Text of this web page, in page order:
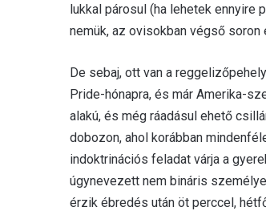
lukkal párosul (ha lehetek ennyire
nemük, az ovisokban végső
De sebaj, ott van a
Pride-hónapra, és már Amerika-
alakú, és még ráadásul ehető
dobozon, ahol korábban
indoktrinációs feladat várja a
úgynevezett nem bináris
érzik ébredés után öt perccel,